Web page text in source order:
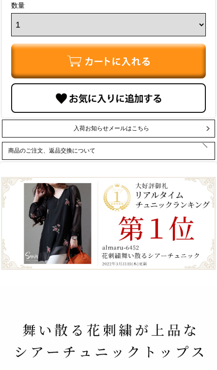
数量
入荷お知らせメールはこちら
商品のご注文、返品交換について